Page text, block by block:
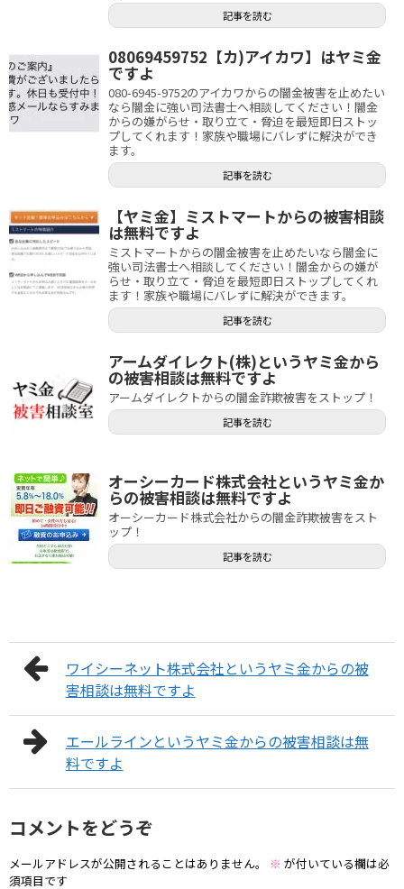
記事を読む
08069459752【カ)アイカワ】はヤミ金
ですよ
080-6945-9752のアイカワからの闇金被害を止めたい
なら闇金に強い司法書士へ相談してください！闇金
からの嫌がらせ・取り立て・脅迫を最短即日ストッ
プしてくれます！家族や職場にバレずに解決ができ
ます。
記事を読む
【ヤミ金】ミストマートからの被害相談
は無料ですよ
ミストマートからの闇金被害を止めたいなら闇金に
強い司法書士へ相談してください！闇金からの嫌が
らせ・取り立て・脅迫を最短即日ストップしてくれ
ます！家族や職場にバレずに解決ができます。
記事を読む
アームダイレクト(株)というヤミ金から
の被害相談は無料ですよ
アームダイレクトからの闇金詐欺被害をストップ！
記事を読む
オーシーカード株式会社というヤミ金か
らの被害相談は無料ですよ
オーシーカード株式会社からの闇金詐欺被害をスト
ップ！
記事を読む
ワイシーネット株式会社というヤミ金からの被
害相談は無料ですよ
エールラインというヤミ金からの被害相談は無
料ですよ
コメントをどうぞ
メールアドレスが公開されることはありません。 ※ が付いている欄は必
須項目です